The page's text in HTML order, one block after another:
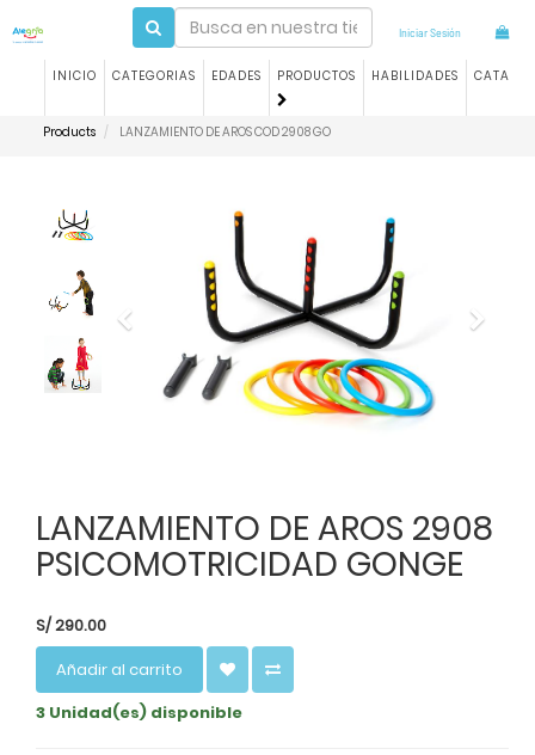
Iniciar Sesión
INICIO CATEGORIAS EDADES PRODUCTOS HABILIDADES
Products LANZAMIENTO DE AROS COD 2908 GO
Previous
LANZAMIENTO DE AROS 2908
PSICOMOTRICIDAD GONGE
S/290.00
Añadir al carrito
3 Unidad(es) disponible